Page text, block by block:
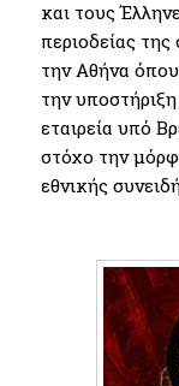
και τους
περιοδείας
την Αθήνα
την
εταιρεία υπό
στόχο την
εθνικής